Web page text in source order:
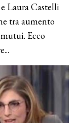
Laura Castelli
tra aumento
Ecco